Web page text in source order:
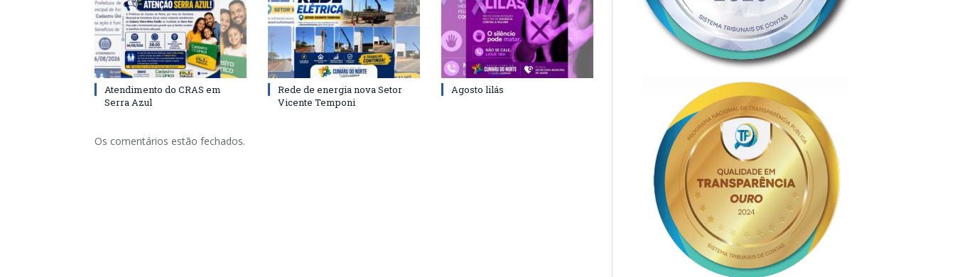
Atendimento do CRAS em
Serra Azul
Rede de energia nova Setor
Vicente Temponi
Agosto lilás
Os comentários estão fechados.